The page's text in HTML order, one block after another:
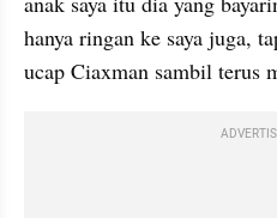
hanya ringan ke saya juga,
ucap Ciaxman sambil terus